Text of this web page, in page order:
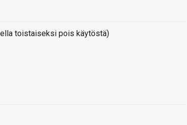
toistaiseksi pois käytöstä)